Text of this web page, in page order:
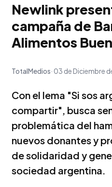
Newlink
campaña de
Alimentos
TotalMedios 03 de Diciembre
Con el lema "Si sos
compartir", busca
problemática del
nuevos donantes y
de solidaridad y
sociedad argentina.